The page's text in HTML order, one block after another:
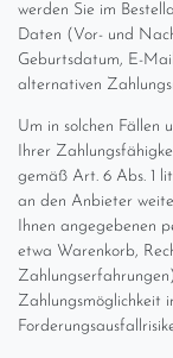
werden Sie im
Daten (Vor- und
Geburtsdatum, E-
alternativen
Um in solchen Fällen
Ihrer
gemäß Art. 6 Abs. 1
an den Anbieter
Ihnen angegebenen
etwa Warenkorb,
Zahlungsmöglichkeit